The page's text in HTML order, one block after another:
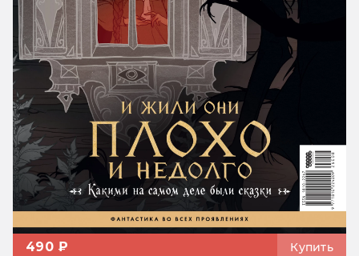
490 ₽ Купить